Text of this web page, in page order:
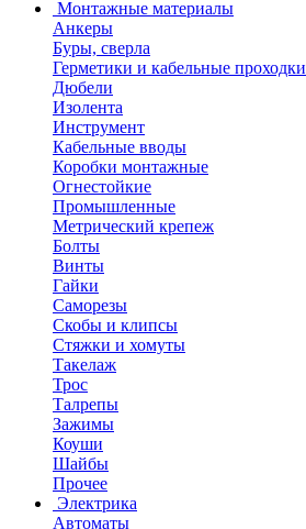
Монтажные материалы
Анкеры
Буры, сверла
Герметики и кабельные проходки
Дюбели
Изолента
Инструмент
Кабельные вводы
Коробки монтажные
Огнестойкие
Промышленные
Метрический крепеж
Болты
Винты
Гайки
Саморезы
Скобы и клипсы
Стяжки и хомуты
Такелаж
Трос
Талрепы
Зажимы
Коуши
Шайбы
Прочее
Электрика
Автоматы